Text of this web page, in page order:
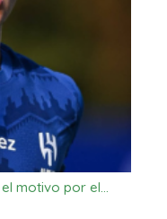
motivo por el…